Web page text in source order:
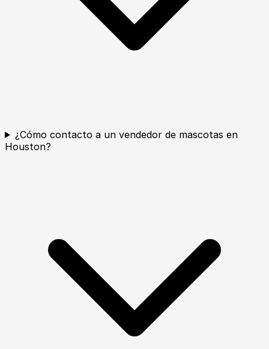
¿Cómo contacto a un vendedor de mascotas en
Houston?